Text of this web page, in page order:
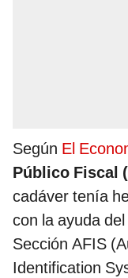
Según El
Público Fiscal
cadáver tenía
con la ayuda
Sección AFIS
Identification